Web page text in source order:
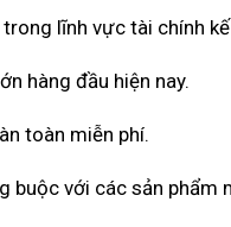
lĩnh vực tài chính
hàng đầu hiện nay.
toàn miễn phí.
buộc với các sản phẩm